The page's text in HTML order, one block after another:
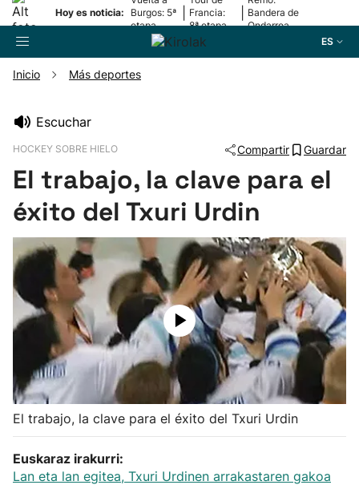
Hoy es noticia:
Burgos: 5ª
etapa
Francia:
8ª etapa
Bandera de
Ondarroa
ES
Pelota
Remo
Baloncesto
Ciclismo
Herri-kirolak
Balonmano
Kirolak 360
Inicio Más deportes
Escuchar
HOCKEY SOBRE HIELO Compartir Guardar
El trabajo, la clave para el
éxito del Txuri Urdin
El trabajo, la clave para el éxito del Txuri Urdin
Euskaraz irakurri:
Lan eta lan egitea, Txuri Urdinen arrakastaren gakoa